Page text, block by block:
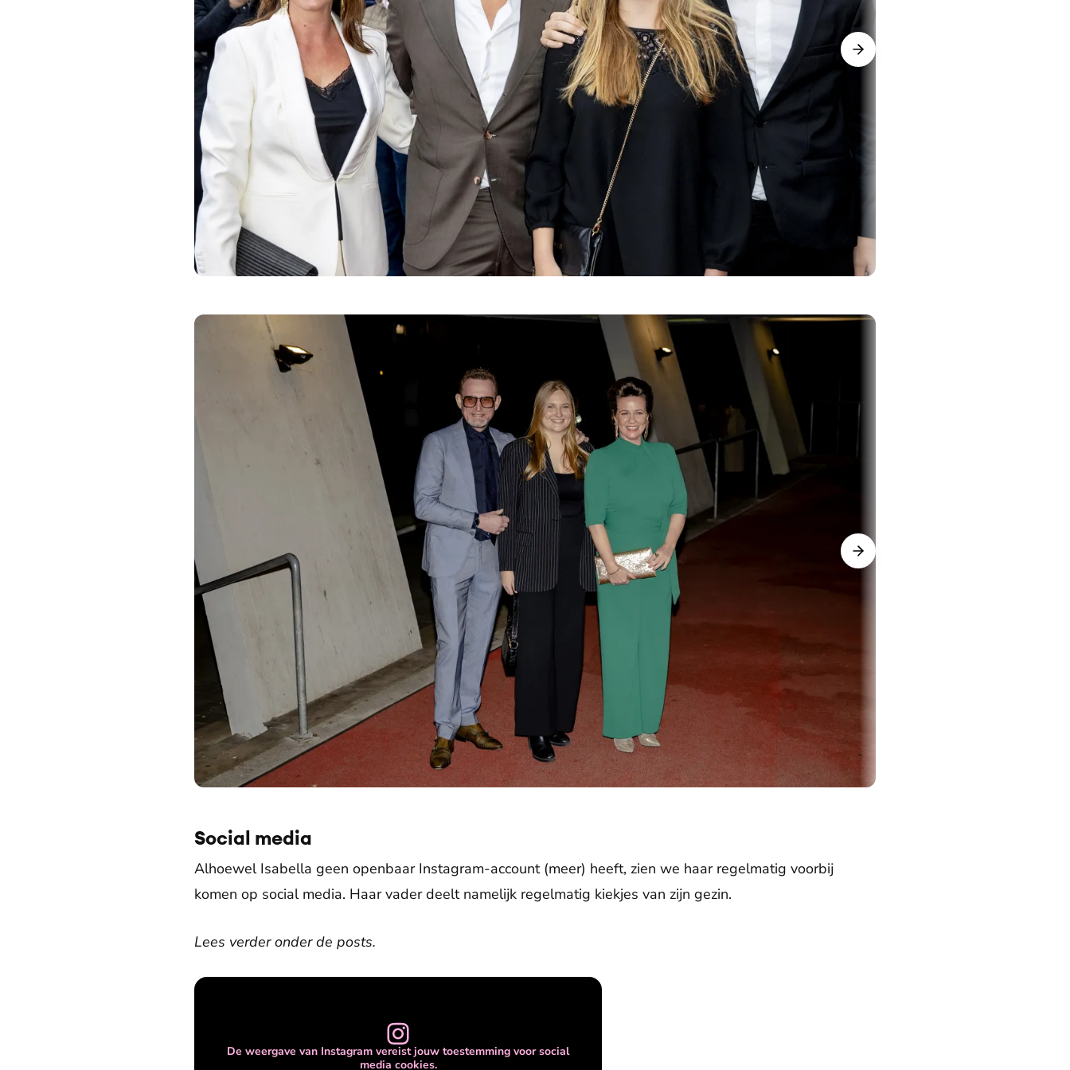
Social media
Alhoewel Isabella geen openbaar Instagram-account (meer) heeft, zien we haar regelmatig voorbij
komen op social media. Haar vader deelt namelijk regelmatig kiekjes van zijn gezin.
Lees verder onder de posts.
De weergave van Instagram vereist jouw toestemming voor social
media cookies.